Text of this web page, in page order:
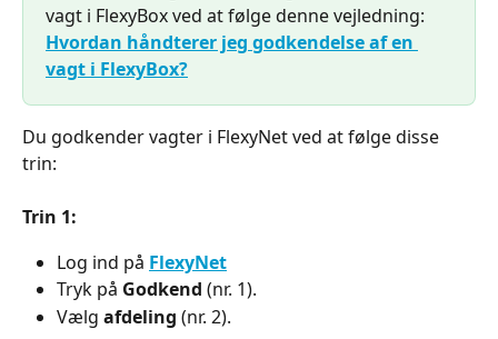
vagt i FlexyBox ved at følge denne vejledning:
Hvordan håndterer jeg godkendelse af en
vagt i FlexyBox?
Du godkender vagter i FlexyNet ved at følge disse
trin:
Trin 1:
Log ind på FlexyNet
Tryk på Godkend (nr. 1).
Vælg afdeling (nr. 2).